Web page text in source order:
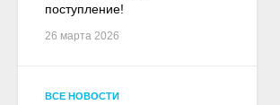
поступление!
26 марта 2026
ВСЕ НОВОСТИ